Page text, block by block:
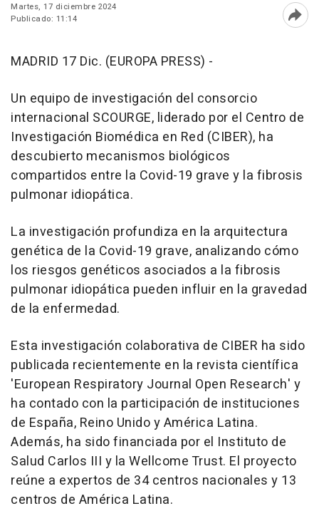
Martes, 17 diciembre 2024
Publicado: 11:14
MADRID 17 Dic. (EUROPA PRESS) -
Un equipo de investigación del consorcio
internacional SCOURGE, liderado por el Centro de
Investigación Biomédica en Red (CIBER), ha
descubierto mecanismos biológicos
compartidos entre la Covid-19 grave y la fibrosis
pulmonar idiopática.
La investigación profundiza en la arquitectura
genética de la Covid-19 grave, analizando cómo
los riesgos genéticos asociados a la fibrosis
pulmonar idiopática pueden influir en la gravedad
de la enfermedad.
Esta investigación colaborativa de CIBER ha sido
publicada recientemente en la revista científica
'European Respiratory Journal Open Research' y
ha contado con la participación de instituciones
de España, Reino Unido y América Latina.
Además, ha sido financiada por el Instituto de
Salud Carlos III y la Wellcome Trust. El proyecto
reúne a expertos de 34 centros nacionales y 13
centros de América Latina.